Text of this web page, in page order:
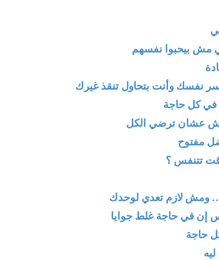
مش بيحبوا نفسهم
نفسك وأنت بتحاول تنقذ غيرك
في كل حاجة
عشان ترضي الكل
مفتوح
تتنفس ؟
ومش لازم تعدي لوحدك
إن في حاجة غلط جوايا
حاجة